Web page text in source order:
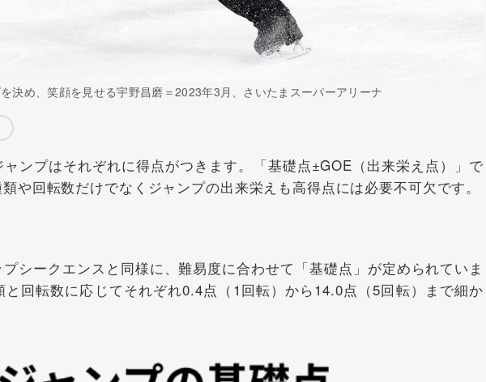
決め、笑顔を見せる宇野昌磨＝2023年3月、さいたまスーパーアリーナ
ンプはそれぞれに得点がつきます。「基礎点±GOE（出来栄え点）」で
や回転数だけでなくジャンプの出来栄えも高得点には必要不可欠です。
シークエンスと同様に、難易度に合わせて「基礎点」が定められていま
回転数に応じてそれぞれ0.4点（1回転）から14.0点（5回転）まで細か